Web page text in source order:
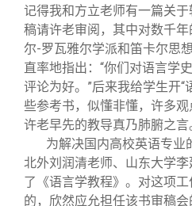
记得我和方立老师有一篇关
稿请许老审阅，其中对数千
尔-罗瓦雅尔学派和笛卡尔思
直率地指出：“你们对语言学
评论为好。”后来我给学生开“
些参考书，似懂非懂，许多
许老早先的教导真乃肺腑之言
为解决国内高校英语专业
北外刘润清老师、山东大学
了《语言学教程》。对这项
的，欣然应允担任该书审稿